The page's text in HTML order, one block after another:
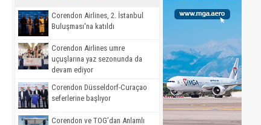
Corendon Airlines, 2. İstanbul
Buluşması'na katıldı
Corendon Airlines umre
uçuşlarına yaz sezonunda da
devam ediyor
Corendon Düsseldorf-Curaçao
seferlerine başlıyor
Corendon ve TOG’dan Anlamlı